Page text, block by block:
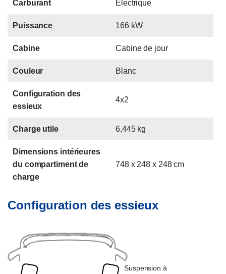
Carburant Électrique
Puissance 166 kW
Cabine Cabine de jour
Couleur Blanc
Configuration des
essieux
4x2
Charge utile 6,445 kg
Dimensions intérieures
du compartiment de
charge
748 x 248 x 248 cm
Configuration des essieux
Suspension à